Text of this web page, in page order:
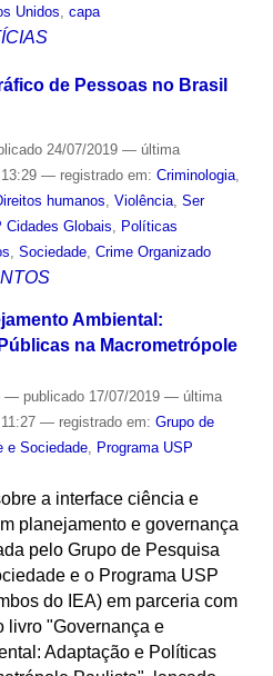
Unidos capa
de Pessoas no Brasil
24/07/2019 — última
— registrado em: Criminologia,
humanos Violência, Ser
Cidades Globais
Políticas
Sociedade, Crime Organizado
Ambiental:
na Macrometrópole
— publicado17/07/2019 — última
— registrado em: Grupo de
e Sociedade, Programa USP
a interface ciência e
planejamento e governança
pelo Grupo de Pesquisa
e o Programa USP
do IEA) em parceria com
livro "Governança e
Adaptação e Políticas